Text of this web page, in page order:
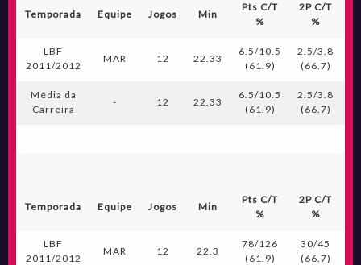
Temporada Equipe Jogos Min
Pts C/T
%
2P C/T
%
LBF
2011/2012
MAR 12 22.33
6.5/10.5
(61.9)
2.5/3.8
(66.7)
Média da
Carreira
- 12 22.33
6.5/10.5
(61.9)
2.5/3.8
(66.7)
Temporada Equipe Jogos Min
Pts C/T
%
2P C/T
%
LBF
2011/2012
MAR 12 22.3
78/126
(61.9)
30/45
(66.7)